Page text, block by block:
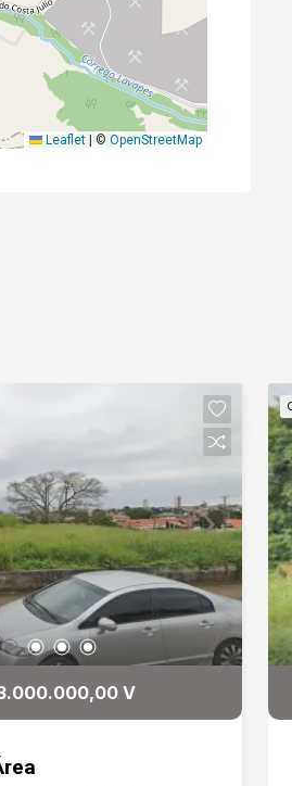
Leaflet © OpenStreetMap
V